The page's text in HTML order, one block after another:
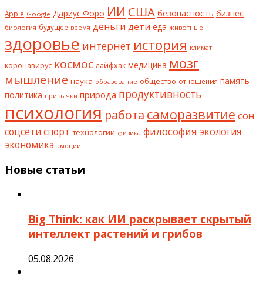
Apple Google Дариус Форо ИИ США безопасность бизнес
биология будущее время деньги дети еда животные
здоровье интернет история климат
коронавирус космос лайфхак медицина мозг
мышление наука образование общество отношения память
политика привычки природа продуктивность
психология работа саморазвитие сон
соцсети спорт технологии физика философия экология
экономика эмоции
Новые статьи
Big Think: как ИИ раскрывает скрытый
интеллект растений и грибов
05.08.2026